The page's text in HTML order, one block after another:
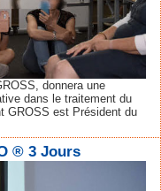
donnera une
dans le traitement du
GROSS est Président du
® 3 Jours